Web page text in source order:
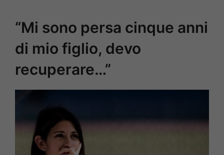
“Mi sono persa cinque anni
di mio figlio, devo
recuperare…”